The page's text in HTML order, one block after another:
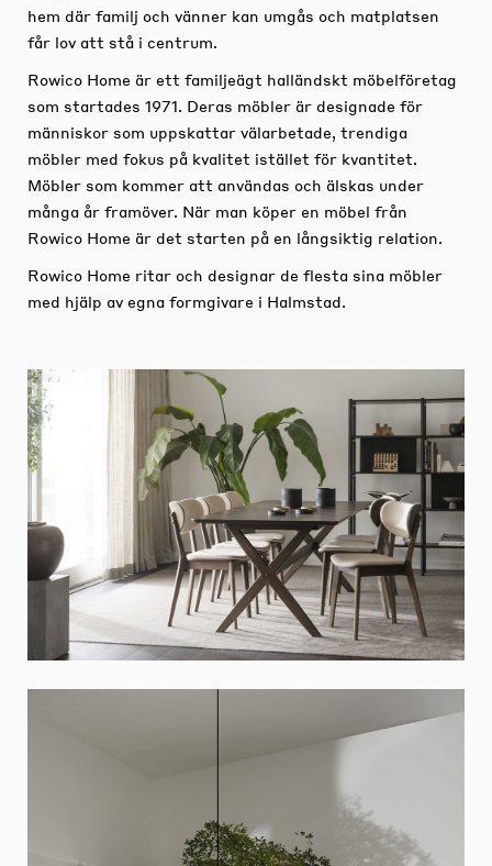
hem där familj och vänner kan umgås och matplatsen
får lov att stå i centrum.
Rowico Home är ett familjeägt halländskt möbelföretag
som startades 1971. Deras möbler är designade för
människor som uppskattar välarbetade, trendiga
möbler med fokus på kvalitet istället för kvantitet.
Möbler som kommer att användas och älskas under
många år framöver. När man köper en möbel från
Rowico Home är det starten på en långsiktig relation.
Rowico Home ritar och designar de flesta sina möbler
med hjälp av egna formgivare i Halmstad.